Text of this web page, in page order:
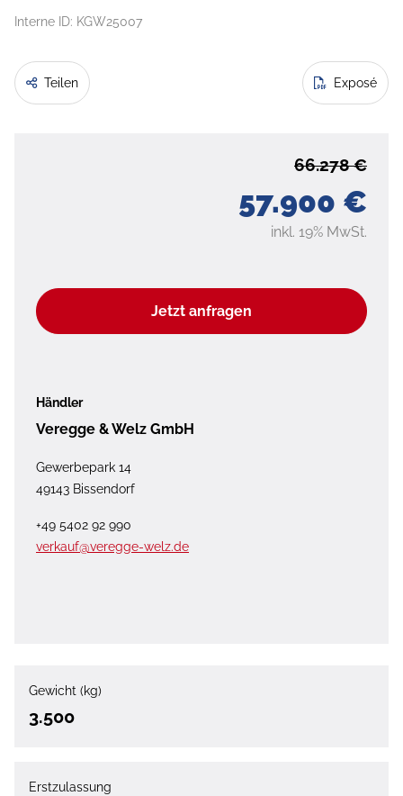
Interne ID: KGW25007
Teilen Exposé
57.900 €
66.278 €
inkl. 19% MwSt.
Jetzt anfragen
Händler
Veregge & Welz GmbH
Gewerbepark 14
49143 Bissendorf
+49 5402 92 990
verkauf@veregge-welz.de
Gewicht (kg)
3.500
Erstzulassung